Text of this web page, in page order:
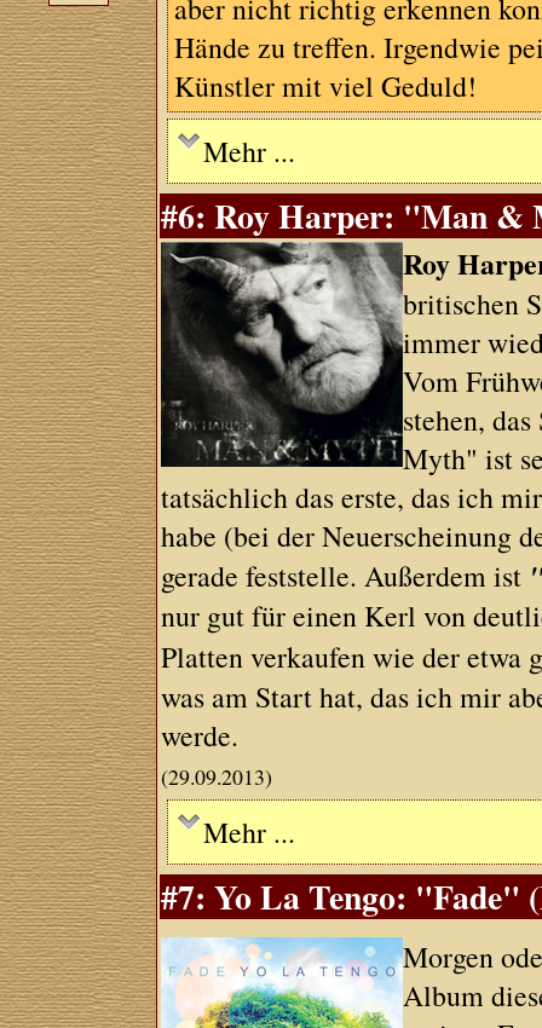
aber nicht richtig erkennen
Hände zu treffen. Irgendwie
Künstler mit viel Geduld!
Mehr ...
#6: Roy Harper: "Man &
Roy
britischen
immer
Vom
stehen,
Myth" ist
tatsächlich das erste, das ich
habe (bei der Neuerscheinung
gerade feststelle. Außerdem ist
nur gut für einen Kerl von
Platten verkaufen wie der etwa
was am Start hat, das ich mir
werde.
(29.09.2013)
Mehr ...
#7: Yo La Tengo: "Fade"
Morgen
Album